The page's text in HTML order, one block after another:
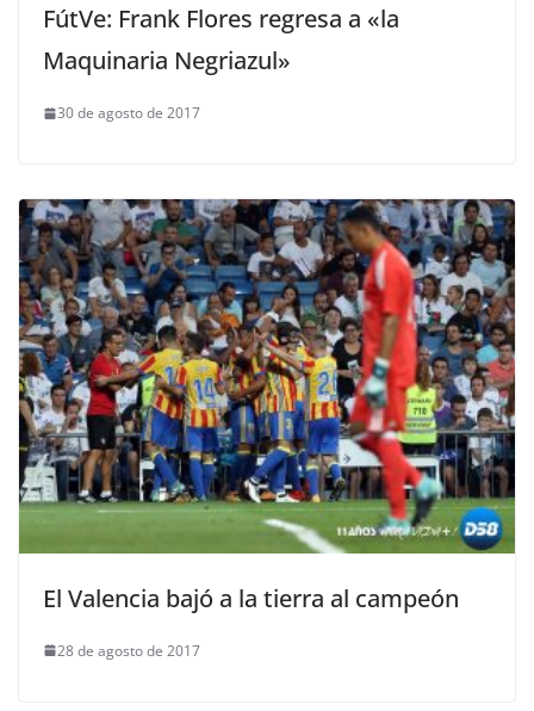
FútVe: Frank Flores regresa a «la
Maquinaria Negriazul»
30 de agosto de 2017
El Valencia bajó a la tierra al campeón
28 de agosto de 2017